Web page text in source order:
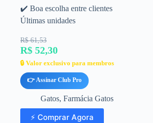
✔️ Boa escolha entre clientes
Últimas unidades
R$ 61,53
R$ 52,30
🔒 Valor exclusivo para membros
👉 Assinar Club Pro
Gatos, Farmácia Gatos
⚡ Comprar Agora